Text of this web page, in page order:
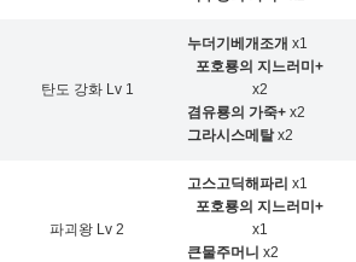
탄도 강화 Lv 1
누더기베개조개 x1
포호룡의 지느러미+
x2
겸유룡의 가죽+ x2
그라시스메탈x2
파괴왕 Lv 2
고스고딕해파리 x1
포호룡의 지느러미+
x1
큰물주머니 x2